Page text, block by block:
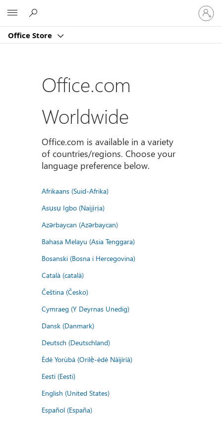
Office Store
Sign
in
to
account
Office.com
Worldwide
Office.com is available in a variety
of countries/regions. Choose your
language preference below.
Afrikaans (Suid-Afrika)
Asụsụ Igbo (Naịjịrịa)
Azərbaycan (Azərbaycan)
Bahasa Melayu (Asia Tenggara)
Bosanski (Bosna i Hercegovina)
Català (català)
Čeština (Česko)
Cymraeg (Y Deyrnas Unedig)
Dansk (Danmark)
Deutsch (Deutschland)
Èdè Yorùbá (Orilẹ̀-èdè Nàìjíríà)
Eesti (Eesti)
English (United States)
Español (España)